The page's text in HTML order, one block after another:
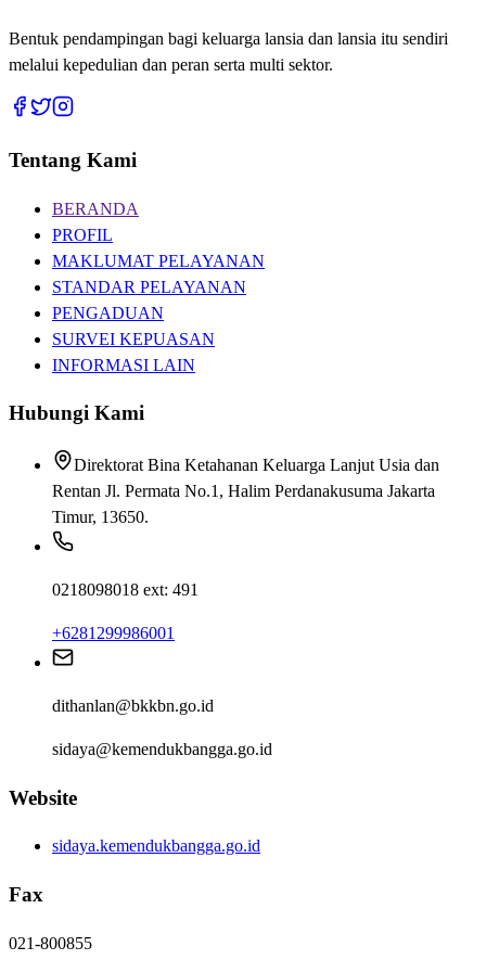
Bentuk pendampingan bagi keluarga lansia dan lansia itu sendiri
melalui kepedulian dan peran serta multi sektor.
Tentang Kami
BERANDA
PROFIL
MAKLUMAT PELAYANAN
STANDAR PELAYANAN
PENGADUAN
SURVEI KEPUASAN
INFORMASI LAIN
Hubungi Kami
Direktorat Bina Ketahanan Keluarga Lanjut Usia dan
Rentan Jl. Permata No.1, Halim Perdanakusuma Jakarta
Timur, 13650.
0218098018 ext: 491
+6281299986001
dithanlan@bkkbn.go.id
sidaya@kemendukbangga.go.id
Website
sidaya.kemendukbangga.go.id
Fax
021-800855